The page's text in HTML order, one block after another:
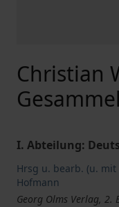
Christian
I. Abteilung:
Hrsg u. bearb. (u. mit
Hofmann
Georg Olms Verlag, 2.